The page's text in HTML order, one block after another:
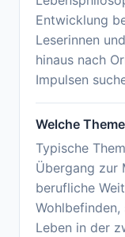
Entwicklung
Leserinnen
hinaus nach
Impulsen
Welche
Typische
Übergang zur
berufliche
Leben in der